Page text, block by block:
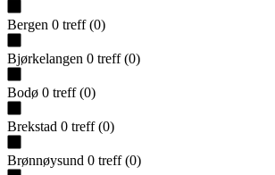
Bergen 0 treff (0)
Bjørkelangen 0 treff (0)
Bodø 0 treff (0)
Brekstad 0 treff (0)
Brønnøysund 0 treff (0)